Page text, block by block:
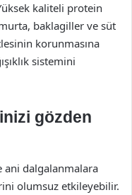
kaliteli protein
baklagiller ve süt
korunmasına
sistemini
gözden
ani dalgalanmalara
olumsuz etkileyebilir.